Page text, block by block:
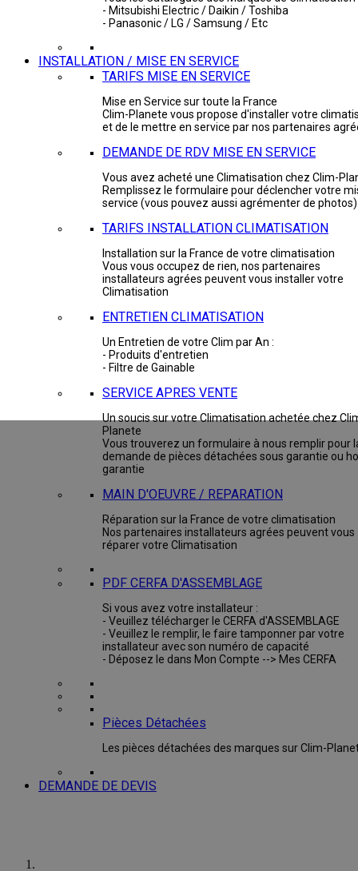
- Mitsubishi Electric / Daikin / Toshiba
- Panasonic / LG / Samsung / Etc
INSTALLATION / MISE EN SERVICE
TARIFS MISE EN SERVICE
Mise en Service sur toute la France
Clim-Planete vous propose d'installer votre
et de le mettre en service par nos partenaires
DEMANDE DE RDV MISE EN SERVICE
Vous avez acheté une Climatisation chez Clim-
Remplissez le formulaire pour déclencher votre
service (vous pouvez aussi agrémenter de photos)
TARIFS INSTALLATION CLIMATISATION
Installation sur la France de votre climatisation
Vous vous occupez de rien, nos partenaires
installateurs agrées peuvent vous installer votre
Climatisation
ENTRETIEN CLIMATISATION
Un Entretien de votre Clim par An :
- Produits d'entretien
- Filtre de Gainable
SERVICE APRES VENTE
Un soucis sur votre Climatisation achetée chez
Planete
Vous trouverez un formulaire à nous remplir pour
demande de pièces détachées sous garantie ou
garantie
MAIN D'OEUVRE / REPARATION
Réparation sur la France de votre climatisation
Nos partenaires installateurs agrées peuvent vous
réparer votre Climatisation
PDF CERFA D'ASSEMBLAGE
Si vous avez votre installateur :
- Veuillez télécharger le CERFA d'ASSEMBLAGE
- Veuillez le remplir, le faire tamponner par votre
installateur avec son numéro de capacité
- Déposez le dans Mon Compte --> Mes CERFA
Pièces Détachées
Les pièces détachées des marques sur Clim-
DEMANDE DE DEVIS